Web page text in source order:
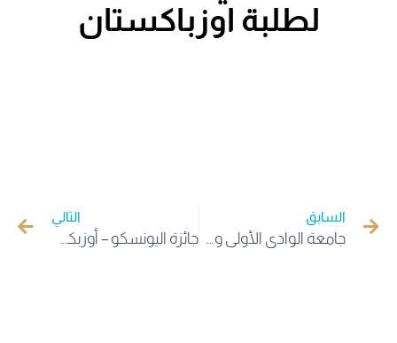
لطلبة اوزباكستان
السابق
جامعة الوادي الأولى وطنيًا في تصنيف THE IMPACT لسنة 2025
التالي